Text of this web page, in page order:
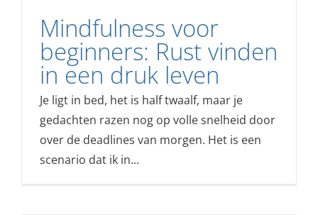
Mindfulness voor
beginners: Rust vinden
in een druk leven
Je ligt in bed, het is half twaalf, maar je
gedachten razen nog op volle snelheid door
over de deadlines van morgen. Het is een
scenario dat ik in...